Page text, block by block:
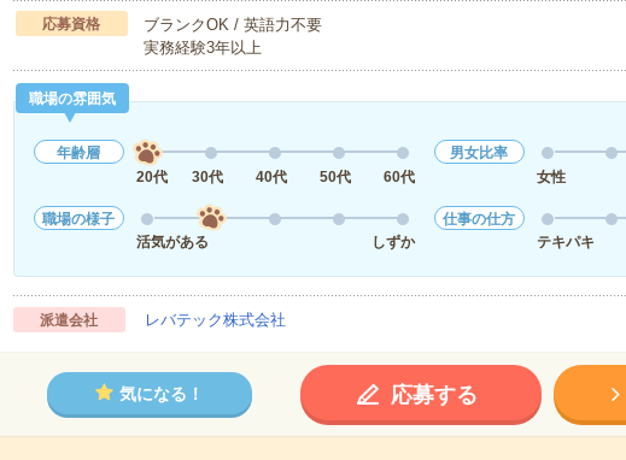
応募資格
ブランクOK / 英語力不要
実務経験3年以上
職場の雰囲気
年齢層
20代
30代 40代 50代 60代
男女比率
女性
職場の様子
活気がある
しずか
仕事の仕方
テキパキ
派遣会社 レバテック株式会社
気になる！ 応募する